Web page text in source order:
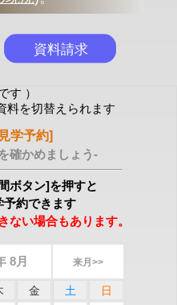
す ）
料を切替えられます
学予約]
確かめましょう-
ボタン]を押すと
予約できます
ない場合もあります。
8月 来月>>
金 土
日